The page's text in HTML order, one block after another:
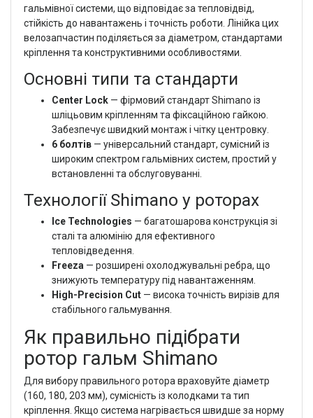
гальмівної системи, що відповідає за тепловідвід,
стійкість до навантажень і точність роботи. Лінійка цих
велозапчастин поділяється за діаметром, стандартами
кріплення та конструктивними особливостями.
Основні типи та стандарти
Center Lock— фірмовий стандарт Shimano із
шліцьовим кріпленням та фіксаційною гайкою.
Забезпечує швидкий монтаж і чітку центровку.
6 болтів— універсальний стандарт, сумісний із
широким спектром гальмівних систем, простий у
встановленні та обслуговуванні.
Технології Shimano у роторах
Ice Technologies — багатошарова конструкція зі
сталі та алюмінію для ефективного
тепловідведення.
Freeza — розширені охолоджувальні ребра, що
знижують температуру під навантаженням.
High-Precision Cut— висока точність вирізів для
стабільного гальмування.
Як правильно підібрати
ротор гальм Shimano
Для вибору правильного ротора враховуйте діаметр
(160, 180, 203 мм), сумісність із колодками та тип
кріплення. Якщо система нагрівається швидше за норму